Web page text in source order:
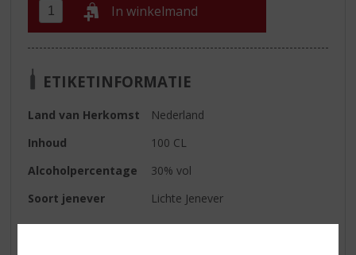
In winkelmand
ETIKETINFORMATIE
Land van Herkomst
Nederland
Inhoud
100 CL
Alcoholpercentage
30% vol
Soort jenever
Lichte Jenever